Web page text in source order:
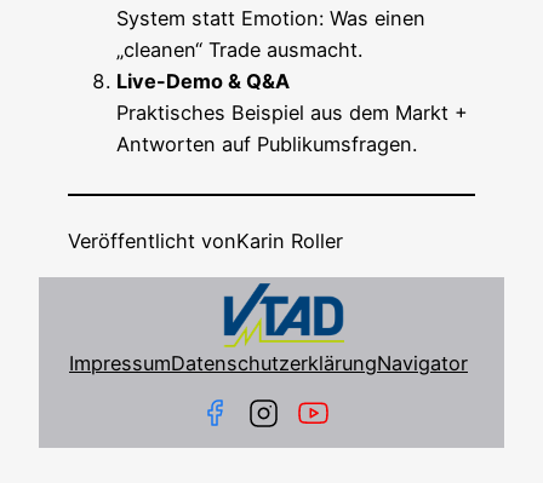
Sys­tem statt Emo­ti­on: Was einen
„clea­nen“ Trade ausmacht.
Live-Demo & Q&A
Prak­ti­sches Bei­spiel aus dem Markt +
Ant­wor­ten auf Publikumsfragen.
Veröffentlicht vonKarin Roller
ImpressumDatenschutzerklärungNavigator